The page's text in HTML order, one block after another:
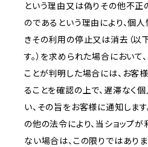
という理由又は偽りその他不正
のであるという理由により、個
きその利用の停止又は消去（以
す。）を求められた場合におい
ことが判明した場合には、お客
ることを確認の上で、遅滞なく
い、その旨をお客様に通知しま
の他の法令により、当ショップ
ない場合は、この限りではありま